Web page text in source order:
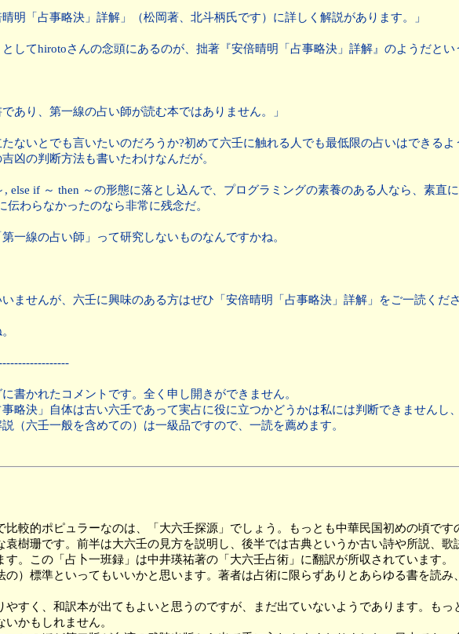
晴明「占事略決」詳解」（松岡著、北斗柄氏です）に詳しく解説があります。」
してhirotoさんの念頭にあるのが、拙著『安倍晴明「占事略決」詳解』のようだと
あり、第一線の占い師が読む本ではありません。」
ないとでも言いたいのだろうか?初めて六壬に触れる人でも最低限の占いはできる
凶の判断方法も書いたわけなんだが。
else if ～ then ～の形態に落とし込んで、プログラミングの素養のある人なら、素直
伝わらなかったのなら非常に残念だ。
一線の占い師」って研究しないものなんですかね。
いませんが、六壬に興味のある方はぜひ「安倍晴明「占事略決」詳解」をご一読くださ
書かれたコメントです。全く申し開きができません。
略決」自体は古い六壬であって実占に役に立つかどうかは私には判断できませんし
（六壬一般を含めての）は一級品ですので、一読を薦めます。
較的ポピュラーなのは、「大六壬探源」でしょう。もっとも中華民国初めの頃です
樹珊です。前半は大六壬の見方を説明し、後半では古典というか古い詩や所説、
。この「占卜一班録」は中井瑛祐著の「大六壬占術」に翻訳が所収されています。
）標準といってもいいかと思います。著者は占術に限らずありとあらゆる書を読
すく、和訳本が出てもよいと思うのですが、まだ出ていないようであります。もっ
かもしれません。